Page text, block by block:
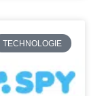
TECHNOLOGIE